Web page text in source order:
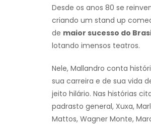
Desde os anos 80 se
criando um stand up
de maior sucesso do
lotando imensos teatros.
Nele, Mallandro conta
sua carreira e de sua vida
jeito hilário. Nas histórias
padrasto general, Xuxa,
Mattos, Wagner Monte,